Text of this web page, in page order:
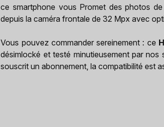
ce smartphone vous Promet des photos
depuis la caméra frontale de 32 Mpx avec
Vous pouvez commander sereinement : ce
désimlocké et testé minutieusement par nos
souscrit un abonnement, la compatibilité est